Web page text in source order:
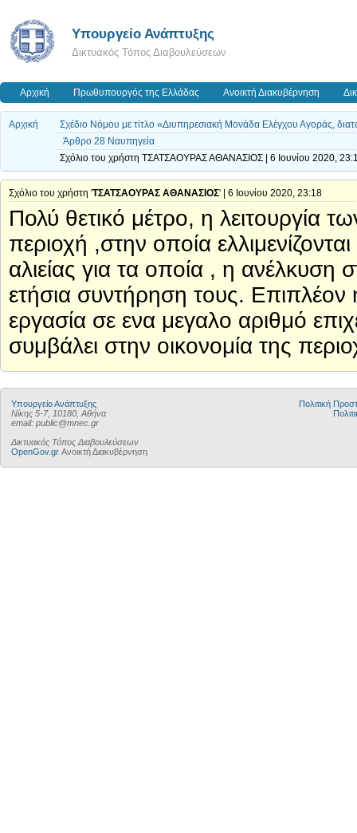
Υπουργείο Ανάπτυξης
Δικτυακός Τόπος Διαβουλεύσεων
Αρχική Πρωθυπουργός της Ελλάδας Ανοικτή Διακυβέρνηση
Αρχική
Σχέδιο Νόμου με τίτλο «Διυπηρεσιακή Μονάδα Ελέγχου Αγοράς,
Άρθρο 28 Ναυπηγεία
Σχόλιο του χρήστη ΤΣΑΤΣΑΟΥΡΑΣ ΑΘΑΝΑΣΙΟΣ | 6 Ιουνίου 2020,
Σχόλιο του χρήστη 'ΤΣΑΤΣΑΟΥΡΑΣ ΑΘΑΝΑΣΙΟΣ' | 6 Ιουνίου 2020, 23:18
Πολύ θετικό μέτρο, η λειτουργία
περιοχή ,στην οποία
αλιείας για τα οποία , η ανέλκυση
ετήσια συντήρηση τους. Επιπλέον
εργασία σε ενα μεγαλο αριθμό
συμβάλει στην οικονομία της
Υπουργείο Ανάπτυξης
Νίκης 5-7, 10180, Αθήνα
email: public@mnec.gr
Δικτυακός Τόπος Διαβουλεύσεων
OpenGov.gr Ανοικτή Διακυβέρνηση
Πολιτική